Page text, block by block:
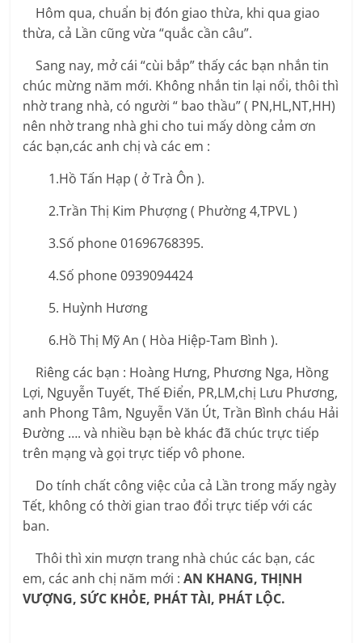
Hôm qua, chuẩn bị đón giao thừa, khi qua giao
thừa, cả Lần cũng vừa “quắc cần câu”.
Sang nay, mở cái “cùi bắp” thấy các bạn nhắn tin
chúc mừng năm mới. Không nhắn tin lại nổi, thôi thì
nhờ trang nhà, có người “ bao thầu” ( PN,HL,NT,HH)
nên nhờ trang nhà ghi cho tui mấy dòng cảm ơn
các bạn,các anh chị và các em :
1.Hồ Tấn Hạp ( ở Trà Ôn ).
2.Trần Thị Kim Phượng ( Phường 4,TPVL )
3.Số phone 01696768395.
4.Số phone 0939094424
5. Huỳnh Hương
6.Hồ Thị Mỹ An ( Hòa Hiệp-Tam Bình ).
Riêng các bạn : Hoàng Hưng, Phương Nga, Hồng
Lợi, Nguyễn Tuyết, Thế Điển, PR,LM,chị Lưu Phương,
anh Phong Tâm, Nguyễn Văn Út, Trần Bình cháu Hải
Đường …. và nhiều bạn bè khác đã chúc trực tiếp
trên mạng và gọi trực tiếp vô phone.
Do tính chất công việc của cả Lần trong mấy ngày
Tết, không có thời gian trao đổi trực tiếp với các
ban.
Thôi thì xin mượn trang nhà chúc các bạn, các
em, các anh chị năm mới :AN KHANG, THỊNH
VƯỢNG, SỨC KHỎE, PHÁT TÀI, PHÁT LỘC.